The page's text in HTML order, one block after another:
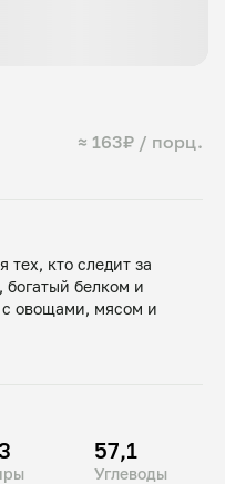
≈ 163₽ / порц.
тех, кто следит за
богатый белком и
с овощами, мясом и
57,1
Углеводы